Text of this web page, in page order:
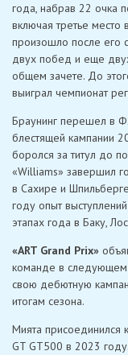
года, набрав 22 очка
включая третье место
произошло после его
двух побед и еще
общем зачете. До
выиграл чемпионат
Браунинг перешел в
блестящей кампании
боролся за титул до
«Williams» завершил
в Сахире и
году опыт
этапах года в Баку,
«ART Grand Prix»
команде в следующем
свою дебютную
итогам сезона.
Мията
GT GT500 в 2023